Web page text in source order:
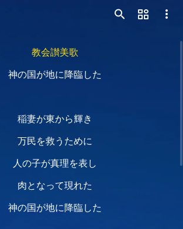
教会讃美歌
神の国が地に降臨した
稲妻が東から輝き
万民を救うために
人の子が真理を表し
肉となって現れた
神の国が地に降臨した